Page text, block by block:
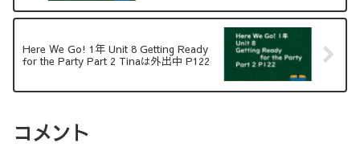
Here We Go! 1年 Unit 8 Getting Ready
for the Party Part 2 Tinaは外出中 P122
コメント